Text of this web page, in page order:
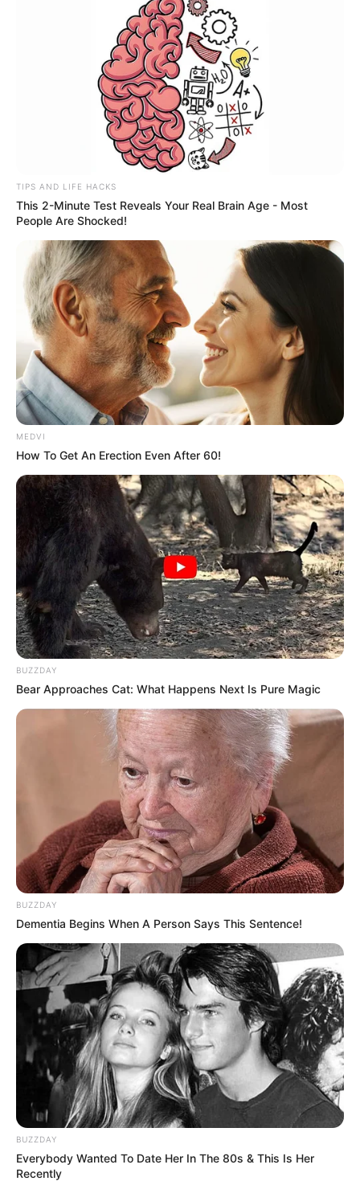
TIPS AND LIFE HACKS
This 2-Minute Test Reveals Your Real Brain Age - Most
People Are Shocked!
MEDVI
How To Get An Erection Even After 60!
BUZZDAY
Bear Approaches Cat: What Happens Next Is Pure Magic
BUZZDAY
Dementia Begins When A Person Says This Sentence!
BUZZDAY
Everybody Wanted To Date Her In The 80s & This Is Her
Recently